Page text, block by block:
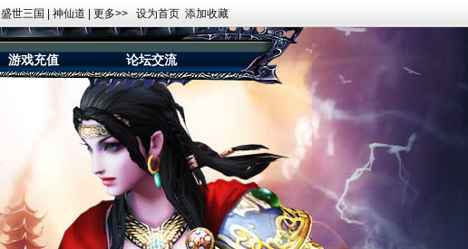
盛世三国 神仙道 更多>> 设为首页 添加收藏
游戏充值 论坛交流